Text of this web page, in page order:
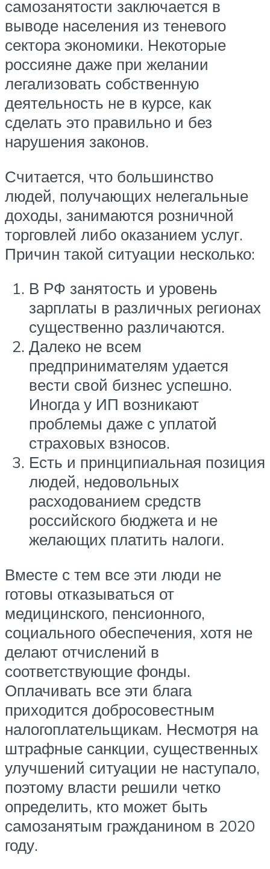
самозанятости заключается в
выводе населения из теневого
сектора экономики. Некоторые
россияне даже при желании
легализовать собственную
деятельность не в курсе, как
сделать это правильно и без
нарушения законов.
Считается, что большинство
людей, получающих нелегальные
доходы, занимаются розничной
торговлей либо оказанием услуг.
Причин такой ситуации несколько:
В РФ занятость и уровень
зарплаты в различных регионах
существенно различаются.
Далеко не всем
предпринимателям удается
вести свой бизнес успешно.
Иногда у ИП возникают
проблемы даже с уплатой
страховых взносов.
Есть и принципиальная позиция
людей, недовольных
расходованием средств
российского бюджета и не
желающих платить налоги.
Вместе с тем все эти люди не
готовы отказываться от
медицинского, пенсионного,
социального обеспечения, хотя не
делают отчислений в
соответствующие фонды.
Оплачивать все эти блага
приходится добросовестным
налогоплательщикам. Несмотря на
штрафные санкции, существенных
улучшений ситуации не наступало,
поэтому власти решили четко
определить, кто может быть
самозанятым гражданином в 2020
году.